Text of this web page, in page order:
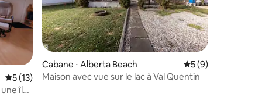
Évaluation moyenne sur la base de 13 commentaires : 5 sur 5
5 (13)
île
Cabane ⋅ Alberta Beach Évaluation
5 (9)
Maison avec vue sur le lac à Val Quentin